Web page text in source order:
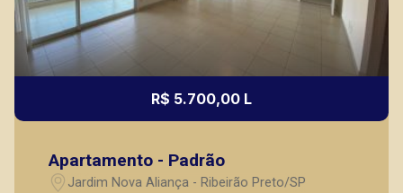
R$ 5.700,00 L
Apartamento - Padrão
Jardim Nova Aliança - Ribeirão Preto/SP